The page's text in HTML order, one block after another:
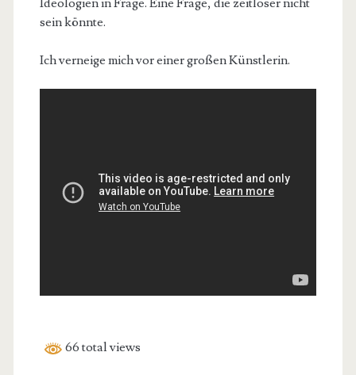
Ideologien in Frage. Eine Frage, die zeitloser nicht
sein könnte.
Ich verneige mich vor einer großen Künstlerin.
66 total views